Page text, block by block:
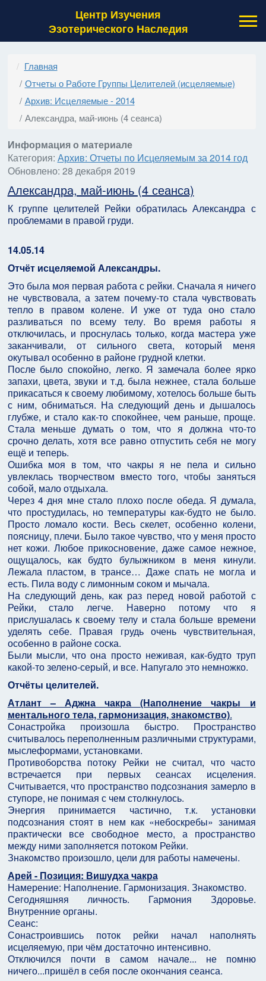
Центр Изучения
Эзотерического Наследия
Главная
Отчеты о Работе Группы Целителей (исцеляемые)
Архив: Исцеляемые - 2014
Александра, май-июнь (4 сеанса)
Информация о материале
Категория: Архив: Отчеты по Исцеляемым за 2014 год
Обновлено: 28 декабря 2019
Александра, май-июнь (4 сеанса)
К группе целителей Рейки обратилась Александра с
проблемами в правой груди.
14.05.14
Отчёт исцеляемой Александры.
Это была моя первая работа с рейки. Сначала я ничего
не чувствовала, а затем почему-то стала чувствовать
тепло в правом колене. И уже от туда оно стало
разливаться по всему телу. Во время работы я
отключилась, и проснулась только, когда мастера уже
заканчивали, от сильного света, который меня
окутывал особенно в районе грудной клетки.
После было спокойно, легко. Я замечала более ярко
запахи, цвета, звуки и т.д. была нежнее, стала больше
прикасаться к своему любимому, хотелось больше быть
с ним, обниматься. На следующий день и дышалось
глубже, и стало как-то спокойнее, чем раньше, проще.
Стала меньше думать о том, что я должна что-то
срочно делать, хотя все равно отпустить себя не могу
ещё и теперь.
Ошибка моя в том, что чакры я не пела и сильно
увлеклась творчеством вместо того, чтобы заняться
собой, мало отдыхала.
Через 4 дня мне стало плохо после обеда. Я думала,
что простудилась, но температуры как-будто не было.
Просто ломало кости. Весь скелет, особенно колени,
поясницу, плечи. Было такое чувство, что у меня просто
нет кожи. Любое прикосновение, даже самое нежное,
ощущалось, как будто булыжником в меня кинули.
Лежала пластом, в трансе… Даже спать не могла и
есть. Пила воду с лимонным соком и мычала.
На следующий день, как раз перед новой работой с
Рейки, стало легче. Наверно потому что я
прислушалась к своему телу и стала больше времени
уделять себе. Правая грудь очень чувствительная,
особенно в районе соска.
Были мысли, что она просто неживая, как-будто труп
какой-то зелено-серый, и все. Напугало это немножко.
Отчёты целителей.
Атлант – Аджна чакра (Наполнение чакры и
ментального тела, гармонизация, знакомство).
Сонастройка произошла быстро. Пространство
считывалось переполненным различными структурами,
мыслеформами, установками.
Противоборства потоку Рейки не считал, что часто
встречается при первых сеансах исцеления.
Считывается, что пространство подсознания замерло в
ступоре, не понимая с чем столкнулось.
Энергия принимается частично, т.к. установки
подсознания стоят в нем как «небоскребы» занимая
практически все свободное место, а пространство
между ними заполняется потоком Рейки.
Знакомство произошло, цели для работы намечены.
Арей - Позиция: Вишудха чакра
Намерение: Наполнение. Гармонизация. Знакомство.
Сегодняшняя личность. Гармония Здоровье.
Внутренние органы.
Сеанс:
Сонастроившись поток рейки начал наполнять
исцеляемую, при чём достаточно интенсивно.
Отключился почти в самом начале... не помню
ничего...пришёл в себя после окончания сеанса.